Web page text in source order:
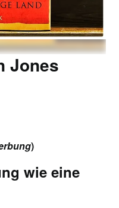
Jones
)
wie eine